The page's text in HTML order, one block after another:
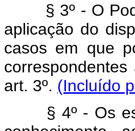
§ 3º - O
aplicação do
casos em que
art. 3º. (Incluído
§ 4º - Os